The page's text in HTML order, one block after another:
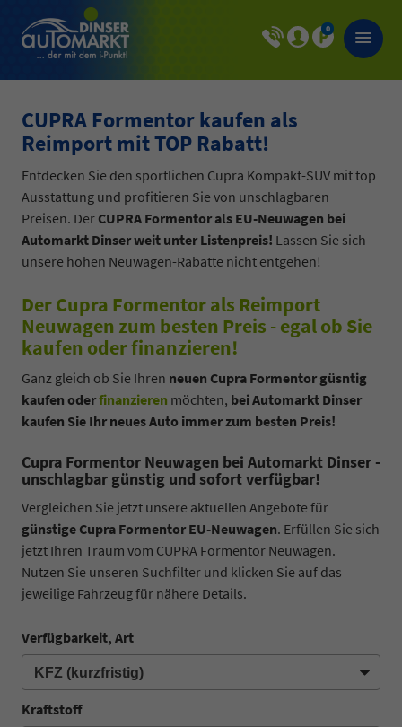
0
CUPRA Formentor kaufen als
Reimport mit TOP Rabatt!
Entdecken Sie den sportlichen Cupra Kompakt-SUV mit top
Ausstattung und profitieren Sie von unschlagbaren
Preisen. Der CUPRA Formentor als EU-Neuwagen bei
Automarkt Dinser weit unter Listenpreis! Lassen Sie sich
unsere hohen Neuwagen-Rabatte nicht entgehen!
Der Cupra Formentor als Reimport
Neuwagen zum besten Preis - egal ob Sie
kaufen oder finanzieren!
Ganz gleich ob Sie Ihren neuen Cupra Formentor güsntig
kaufen oderfinanzieren möchten, bei Automarkt Dinser
kaufen Sie Ihr neues Auto immer zum besten Preis!
Cupra Formentor Neuwagen bei Automarkt Dinser -
unschlagbar günstig und sofort verfügbar!
Vergleichen Sie jetzt unsere aktuellen Angebote für
günstige Cupra Formentor EU-Neuwagen. Erfüllen Sie sich
jetzt Ihren Traum vom CUPRA Formentor Neuwagen.
Nutzen Sie unseren Suchfilter und klicken Sie auf das
jeweilige Fahrzeug für nähere Details.
Verfügbarkeit, Art
Kraftstoff